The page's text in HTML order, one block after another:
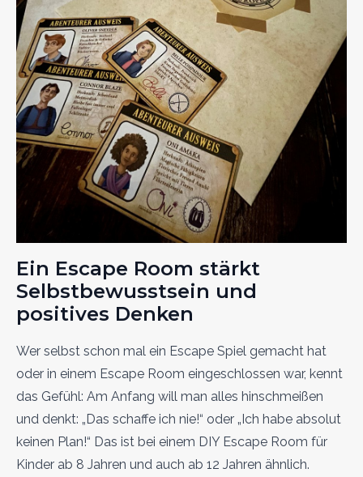
Ein Escape Room stärkt
Selbstbewusstsein und
positives Denken
Wer selbst schon mal ein Escape Spiel gemacht hat
oder in einem Escape Room eingeschlossen war, kennt
das Gefühl: Am Anfang will man alles hinschmeißen
und denkt: „Das schaffe ich nie!“ oder „Ich habe absolut
keinen Plan!“ Das ist bei einem DIY Escape Room für
Kinder ab 8 Jahren und auch ab 12 Jahren ähnlich.